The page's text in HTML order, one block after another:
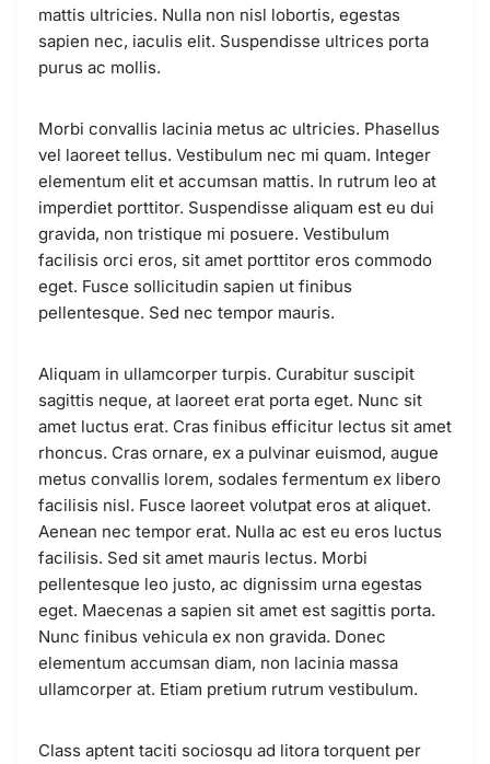
mattis ultricies. Nulla non nisl lobortis, egestas
sapien nec, iaculis elit. Suspendisse ultrices porta
purus ac mollis.
Morbi convallis lacinia metus ac ultricies. Phasellus
vel laoreet tellus. Vestibulum nec mi quam. Integer
elementum elit et accumsan mattis. In rutrum leo at
imperdiet porttitor. Suspendisse aliquam est eu dui
gravida, non tristique mi posuere. Vestibulum
facilisis orci eros, sit amet porttitor eros commodo
eget. Fusce sollicitudin sapien ut finibus
pellentesque. Sed nec tempor mauris.
Aliquam in ullamcorper turpis. Curabitur suscipit
sagittis neque, at laoreet erat porta eget. Nunc sit
amet luctus erat. Cras finibus efficitur lectus sit amet
rhoncus. Cras ornare, ex a pulvinar euismod, augue
metus convallis lorem, sodales fermentum ex libero
facilisis nisl. Fusce laoreet volutpat eros at aliquet.
Aenean nec tempor erat. Nulla ac est eu eros luctus
facilisis. Sed sit amet mauris lectus. Morbi
pellentesque leo justo, ac dignissim urna egestas
eget. Maecenas a sapien sit amet est sagittis porta.
Nunc finibus vehicula ex non gravida. Donec
elementum accumsan diam, non lacinia massa
ullamcorper at. Etiam pretium rutrum vestibulum.
Class aptent taciti sociosqu ad litora torquent per